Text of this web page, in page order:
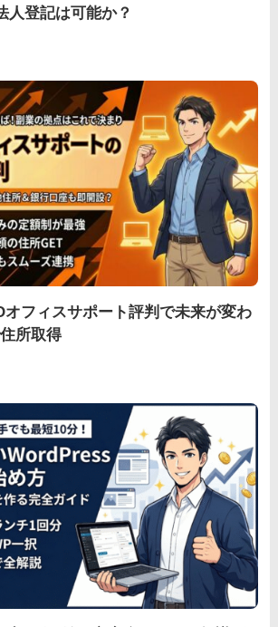
人登記は可能か？
オフィスサポート評判で未来が変わ
所取得